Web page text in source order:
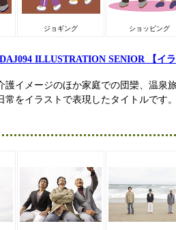
ジョギング ショッピング
DAJ094 ILLUSTRATION SENIOR 【イ
護イメージのほか家庭での団欒、温泉
常をイラストで表現したタイトルです。